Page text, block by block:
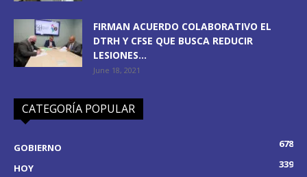
FIRMAN ACUERDO COLABORATIVO EL
DTRH Y CFSE QUE BUSCA REDUCIR
LESIONES...
June 18, 2021
CATEGORÍA POPULAR
GOBIERNO
678
HOY
339